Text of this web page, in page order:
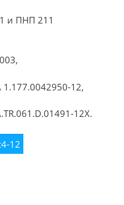
и ПНП 211
1.177.0042950-12,
12X.
12